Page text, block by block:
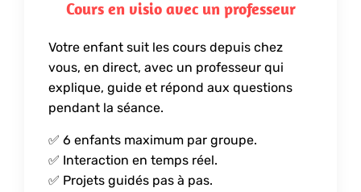
Cours en visio avec un professeur
Votre enfant suit les cours depuis chez
vous, en direct, avec un professeur qui
explique, guide et répond aux questions
pendant la séance.
✅ 6 enfants maximum par groupe.
✅ Interaction en temps réel.
✅ Projets guidés pas à pas.